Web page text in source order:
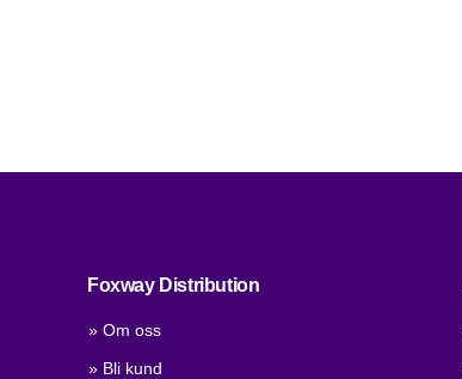
Foxway Distribution
» Om oss
» Bli kund